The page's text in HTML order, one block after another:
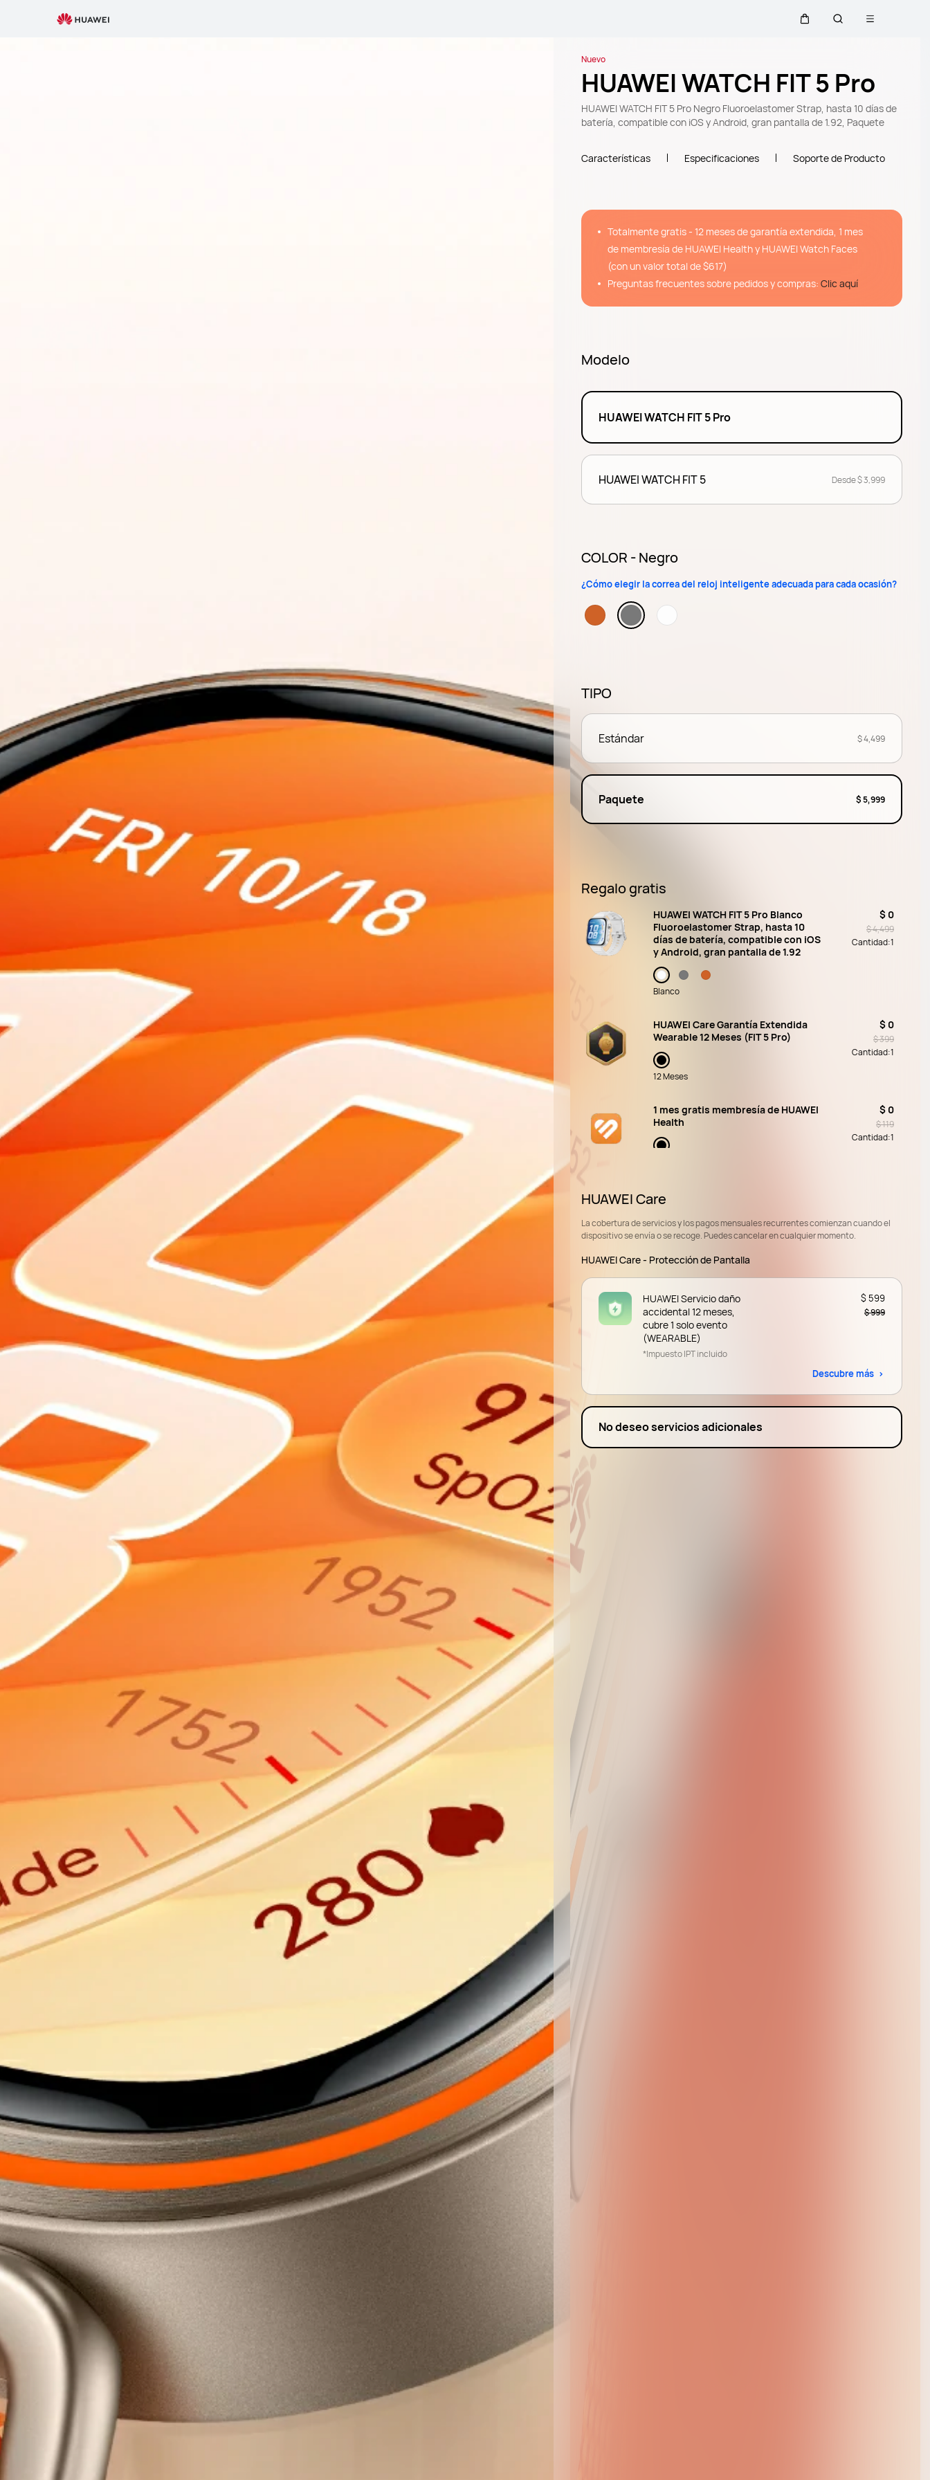
Abrir menú
Nuevo
HUAWEI WATCH FIT 5 Pro
HUAWEI WATCH FIT 5 Pro Negro Fluoroelastomer Strap, hasta 10 días de
batería, compatible con iOS y Android, gran pantalla de 1.92, Paquete
Características Especificaciones Soporte de Producto
Totalmente gratis - 12 meses de garantía extendida, 1 mes
de membresía de HUAWEI Health y HUAWEI Watch Faces
(con un valor total de $617)
Preguntas frecuentes sobre pedidos y compras: Clic aquí
Modelo
HUAWEI WATCH FIT 5 Pro
HUAWEI WATCH FIT 5 Desde $ 3,999
COLOR - Negro
¿Cómo elegir la correa del reloj inteligente adecuada para cada ocasión?
TIPO
Estándar $ 4,499
Paquete $ 5,999
Regalo gratis
HUAWEI WATCH FIT 5 Pro Blanco
Fluoroelastomer Strap, hasta 10
días de batería, compatible con iOS
y Android, gran pantalla de 1.92
Blanco
$ 0
$ 4,499
Cantidad:1
HUAWEI Care Garantía Extendida
Wearable 12 Meses (FIT 5 Pro)
12 Meses
$ 0
$ 399
Cantidad:1
1 mes gratis membresía de HUAWEI
Health
$ 0
$ 119
Cantidad:1
1 mes gratis membresía de HUAWEI
WATCH Face
Cantidad:
HUAWEI Care
La cobertura de servicios y los pagos mensuales recurrentes comienzan cuando el
dispositivo se envía o se recoge. Puedes cancelar en cualquier momento.
HUAWEI Care - Protección de Pantalla
HUAWEI Servicio daño
accidental 12 meses,
cubre 1 solo evento
(WEARABLE)
$ 599
$ 999
*Impuesto IPT incluido
Descubre más
No deseo servicios adicionales